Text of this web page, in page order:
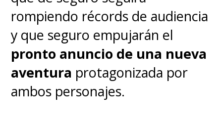
rompiendo récords de audiencia
y que seguro empujarán el
pronto anuncio de una nueva
aventura protagonizada por
ambos personajes.